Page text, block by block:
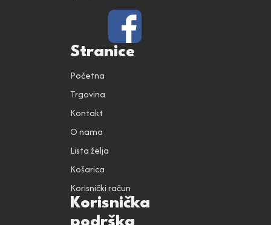
Stranice
Početna
Trgovina
Kontakt
O nama
Lista želja
Košarica
Korisnički račun
Korisnička